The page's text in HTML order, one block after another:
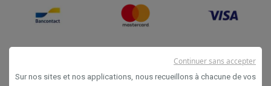
Sur nos sites et nos applications, nous recueillons à chacune de vos
Continuer sans accepter